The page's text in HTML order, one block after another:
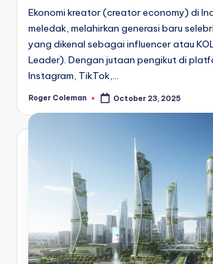
Ekonomi kreator (creator economy) di
meledak, melahirkan generasi baru
yang dikenal sebagai influencer atau
Leader). Dengan jutaan pengikut di
Instagram, TikTok,…
Posted
Roger Coleman October 23, 2025